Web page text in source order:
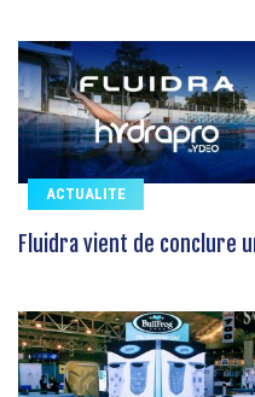
ACTUALITE
Fluidra vient de conclure